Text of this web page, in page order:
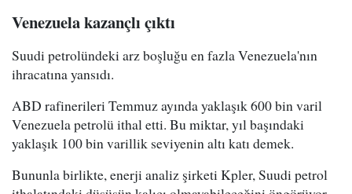
Venezuela kazançlı çıktı
Suudi petrolündeki arz boşluğu en fazla Venezuela'nın
ihracatına yansıdı.
ABD rafinerileri Temmuz ayında yaklaşık 600 bin varil
Venezuela petrolü ithal etti. Bu miktar, yıl başındaki
yaklaşık 100 bin varillik seviyenin altı katı demek.
Bununla birlikte, enerji analiz şirketi Kpler, Suudi petrol